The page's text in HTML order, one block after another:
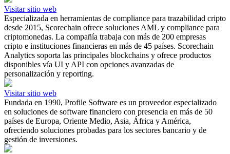
Visitar sitio web
Especializada en herramientas de compliance para trazabilidad cripto
desde 2015, Scorechain ofrece soluciones AML y compliance para
criptomonedas. La compañía trabaja con más de 200 empresas
cripto e instituciones financieras en más de 45 países. Scorechain
Analytics soporta las principales blockchains y ofrece productos
disponibles vía UI y API con opciones avanzadas de
personalización y reporting.
Visitar sitio web
Fundada en 1990, Profile Software es un proveedor especializado
en soluciones de software financiero con presencia en más de 50
países de Europa, Oriente Medio, Asia, África y América,
ofreciendo soluciones probadas para los sectores bancario y de
gestión de inversiones.